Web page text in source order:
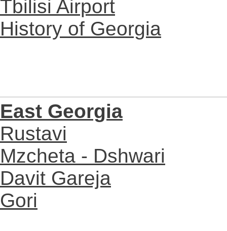
Tbilisi Airport
History of Georgia
East Georgia
Rustavi
Mzcheta - Dshwari
Davit Gareja
Gori